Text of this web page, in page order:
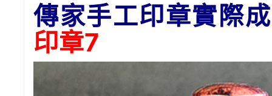
傳家手工印章實際
印章7